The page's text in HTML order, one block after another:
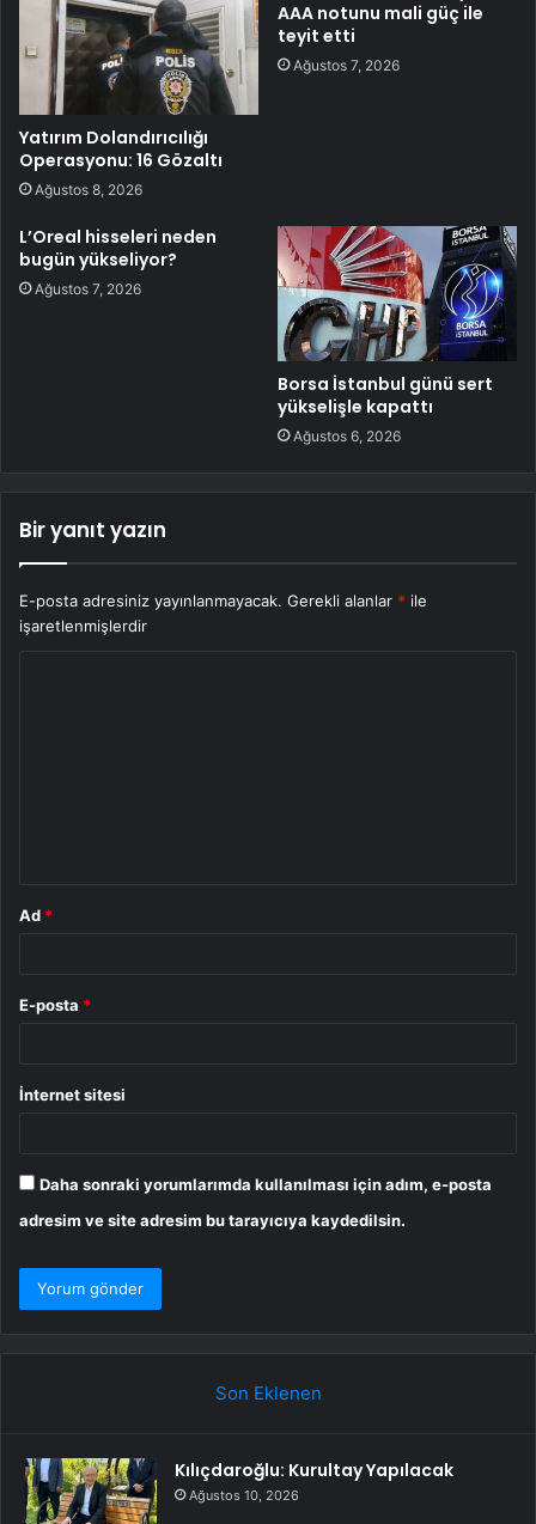
Yatırım Dolandırıcılığı
Operasyonu: 16 Gözaltı
Ağustos 8, 2026
AAA notunu mali güç ile
teyit etti
Ağustos 7, 2026
L’Oreal hisseleri neden
bugün yükseliyor?
Ağustos 7, 2026
Borsa İstanbul günü sert
yükselişle kapattı
Ağustos 6, 2026
Bir yanıt yazın
E-posta adresiniz yayınlanmayacak. Gerekli alanlar * ile
işaretlenmişlerdir
Ad *
E-posta *
İnternet sitesi
Daha sonraki yorumlarımda kullanılması için adım, e-posta
adresim ve site adresim bu tarayıcıya kaydedilsin.
Son Eklenen
Kılıçdaroğlu: Kurultay Yapılacak
Ağustos 10, 2026